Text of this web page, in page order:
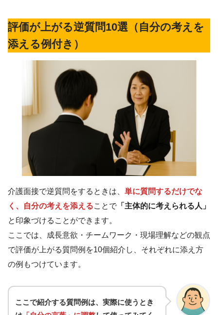
評価が上がる逆質問10選（自分の考えを
添える例付き）
介護面接で逆質問をするときは、 単に質問するだけでな
く、自分の考えを添えることで 「主体的に考えられる人」
と印象づけることができます。
ここでは、成長意欲・チームワーク・現場理解などの観点
で評価が上がる質問例を10個紹介し、それぞれに添え方
の例もつけています。
ここで紹介する質問例は、実際に使うとき